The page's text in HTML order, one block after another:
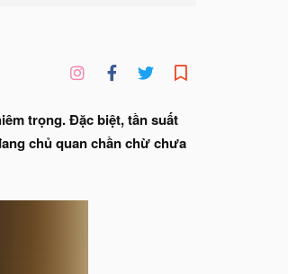
trọng. Đặc biệt, tần suất
chủ quan chần chừ chưa